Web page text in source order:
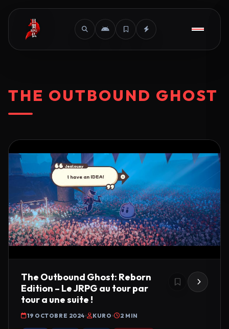
THE OUTBOUND GHOST
The Outbound Ghost: Reborn
Edition – Le JRPG au tour par
tour a une suite !
19 OCTOBRE 2024 KURO 2 MIN